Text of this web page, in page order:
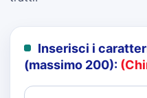
Inserisci i
(massimo 200):